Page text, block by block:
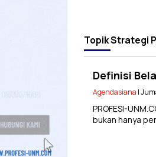
TopikStrategi
Definisi
Agendasiana |
PROFESI-
bukan hanya